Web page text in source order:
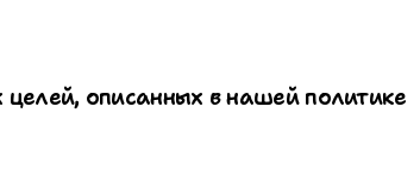
описанных в нашей политике